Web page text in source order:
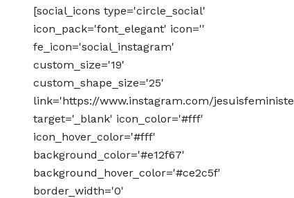
[social_icons type='circle_social'
icon_pack='font_elegant' icon=''
fe_icon='social_instagram'
custom_size='19'
custom_shape_size='25'
link='https://www.instagram.com/
target='_blank' icon_color='#fff'
icon_hover_color='#fff'
background_color='#e12f67'
background_hover_color='#ce2c5f'
border_width='0'